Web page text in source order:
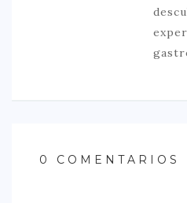
0 COMENTARIOS